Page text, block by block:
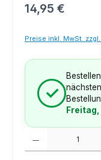
Regulärer Preis:
14,95 €
Preise inkl. MwSt.
✓
nächsten